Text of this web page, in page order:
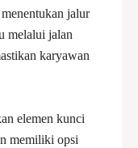
jalur
melalui jalan
karyawan
elemen kunci
memiliki opsi